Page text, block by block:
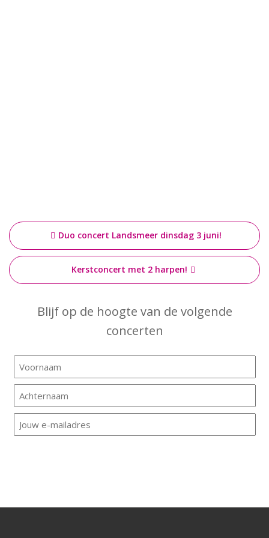
Bericht
navigatie
Duo concert Landsmeer dinsdag 3 juni!
Kerstconcert met 2 harpen!
Blijf op de hoogte van de volgende
concerten